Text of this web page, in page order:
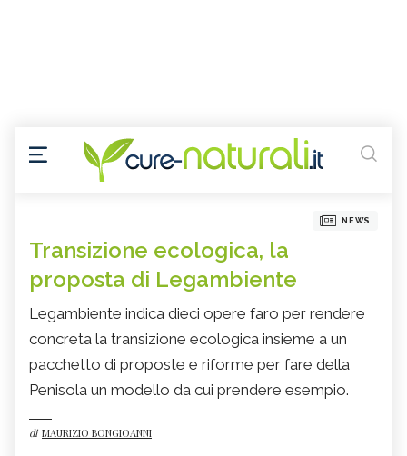
NEWS
Transizione ecologica, la
proposta di Legambiente
Legambiente indica dieci opere faro per rendere
concreta la transizione ecologica insieme a un
pacchetto di proposte e riforme per fare della
Penisola un modello da cui prendere esempio.
di MAURIZIO BONGIOANNI